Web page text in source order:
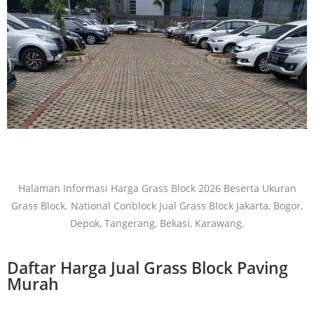
Halaman Informasi Harga Grass Block 2026 Beserta Ukuran
Grass Block. National Conblock Jual Grass Block Jakarta, Bogor,
Depok, Tangerang, Bekasi, Karawang.
Daftar Harga Jual Grass Block Paving
Murah